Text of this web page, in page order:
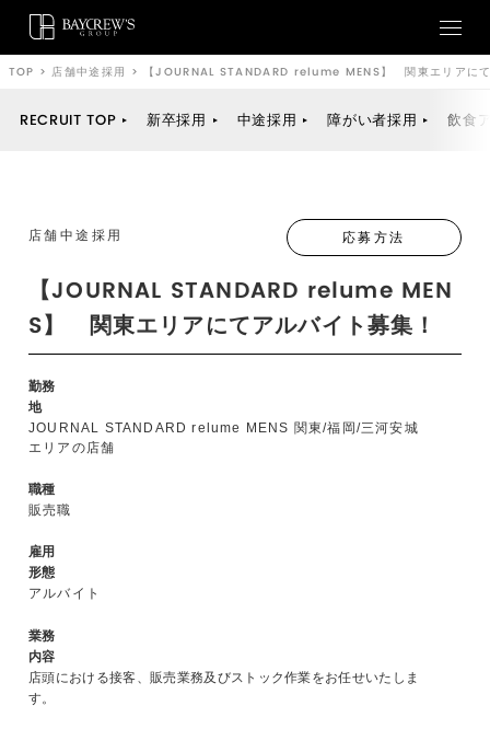
TOP >店舗中途採用 > 【JOURNAL STANDARD relume MENS】 関東エリアに
RECRUIT TOP 新卒採用 中途採用 障がい者採用 飲食
店舗中途採用
【JOURNAL STANDARD relume MEN
S】 関東エリアにてアルバイト募集！
応募方法
勤務
地
JOURNAL STANDARD relume MENS 関東/福岡/三河安城
エリアの店舗
職種
販売職
雇用
形態
アルバイト
業務
内容
店頭における接客、販売業務及びストック作業をお任せいたしま
す。